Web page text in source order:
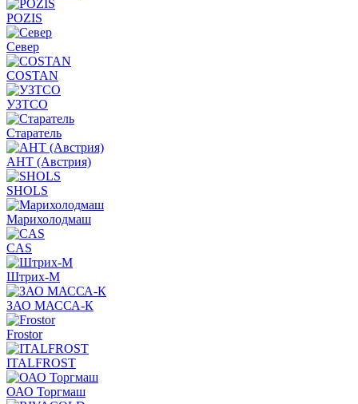
POZIS
Север
COSTAN
УЗТСО
Старатель
АНТ (Австрия)
SHOLS
Марихолодмаш
CAS
Штрих-М
ЗАО МАССА-К
Frostor
ITALFROST
ОАО Торгмаш